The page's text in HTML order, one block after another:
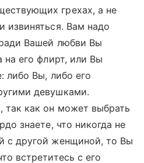
грехах, а не
извиняться. Вам надо
Вашей любви Вы
на его флирт, или Вы
либо Вы, либо его
девушками.
так как он может выбрать
знаете, что никогда не
с другой женщиной, то Вы
встретитесь с его